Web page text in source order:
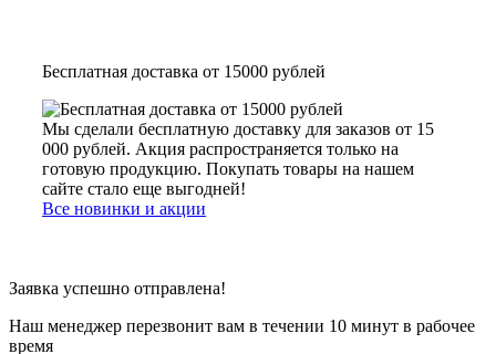
Бесплатная доставка от 15000 рублей
Мы сделали бесплатную доставку для заказов от 15
000 рублей. Акция распространяется только на
готовую продукцию. Покупать товары на нашем
сайте стало еще выгодней!
Все новинки и акции
Заявка успешно отправлена!
Наш менеджер перезвонит вам в течении 10 минут в рабочее
время